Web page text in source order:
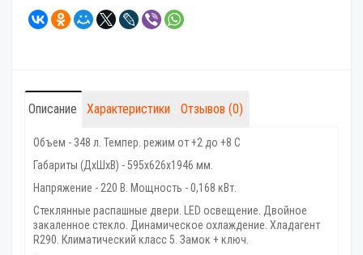
Описание Характеристики Отзывов (0)
Объем - 348 л. Темпер. режим от +2 до +8 C
Габариты (ДхШхВ) - 595x626x1946 мм.
Напряжение - 220 В. Мощность - 0,168 кВт.
Стеклянные распашные двери. LED освещение. Двойное
закаленное стекло. Динамическое охлаждение. Хладагент
R290. Климатический класс 5. Замок + ключ.